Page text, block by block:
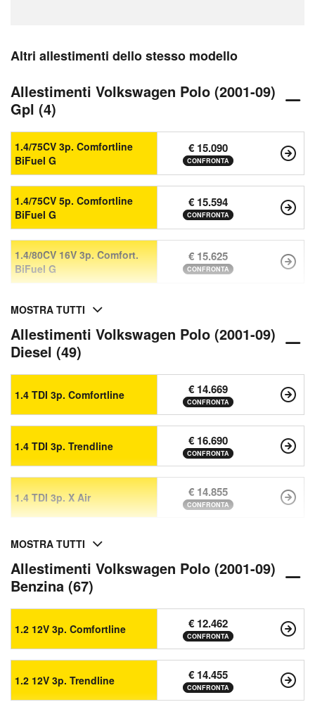
Altri allestimenti dello stesso modello
Allestimenti Volkswagen Polo (2001-09)
Gpl (4)
1.4/75CV 3p. Comfortline
BiFuel G
€ 15.090
CONFRONTA
1.4/75CV 5p. Comfortline
BiFuel G
€ 15.594
CONFRONTA
1.4/80CV 16V 3p. Comfort.
BiFuel G
€ 15.625
CONFRONTA
MOSTRA TUTTI
Allestimenti Volkswagen Polo (2001-09)
Diesel (49)
1.4 TDI 3p. Comfortline € 14.669
CONFRONTA
1.4 TDI 3p. Trendline € 16.690
CONFRONTA
1.4 TDI 3p. X Air € 14.855
CONFRONTA
MOSTRA TUTTI
Allestimenti Volkswagen Polo (2001-09)
Benzina (67)
1.2 12V 3p. Comfortline € 12.462
CONFRONTA
1.2 12V 3p. Trendline € 14.455
CONFRONTA